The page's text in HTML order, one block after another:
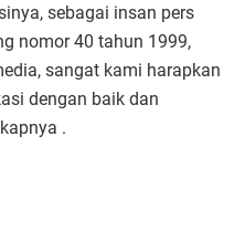
sebagai insan pers
nomor 40 tahun 1999,
sangat kami harapkan
dengan baik dan
.